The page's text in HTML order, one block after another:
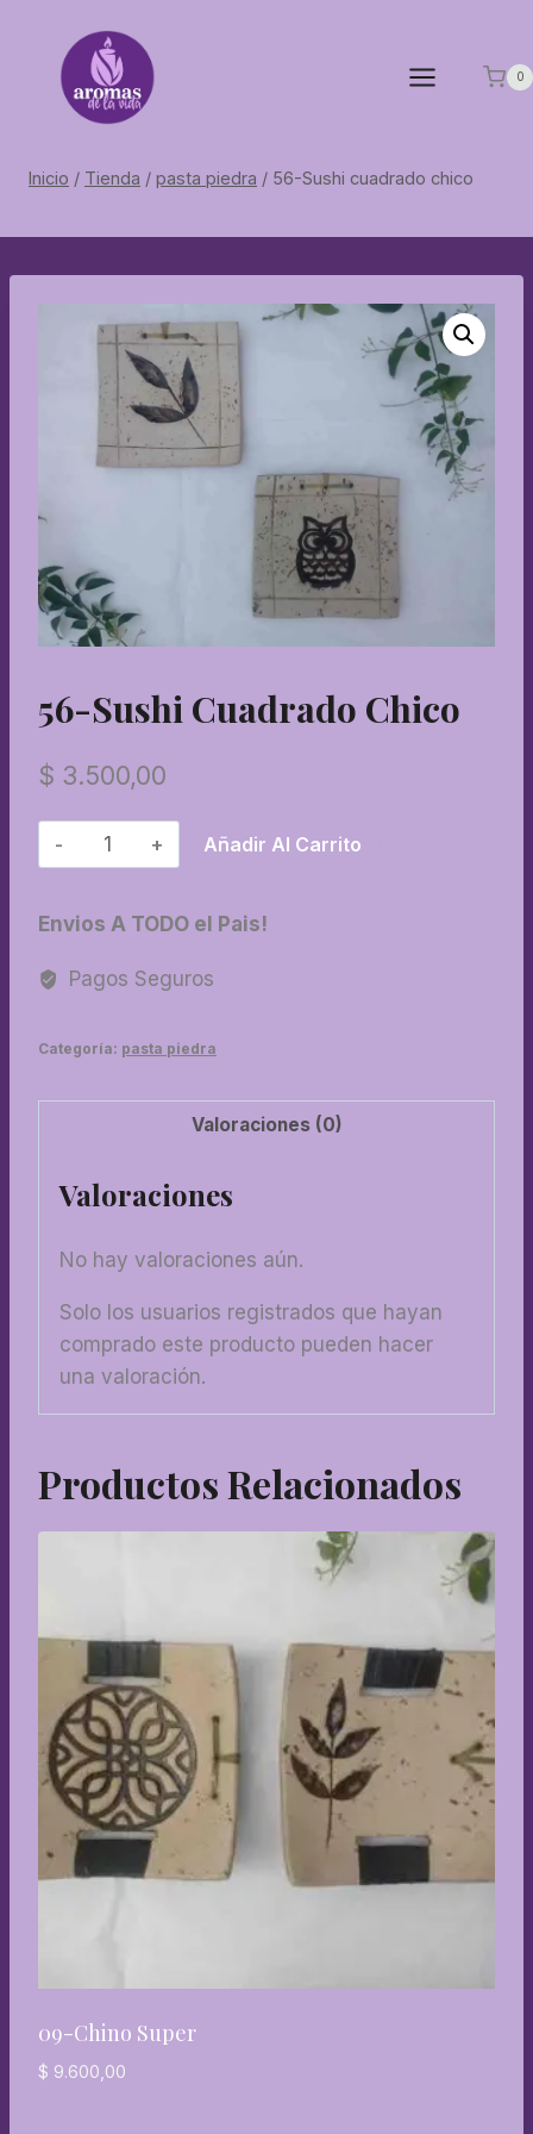
contenido
0
Inicio / Tienda / pasta piedra / 56-Sushi cuadrado chico
56-Sushi Cuadrado Chico
$ 3.500,00
56-
Sushi
chico
cantidad
Añadir Al Carrito
Envios A TODO el Pais!
Pagos Seguros
Categoría: pasta piedra
Valoraciones (0)
Valoraciones
No hay valoraciones aún.
Solo los usuarios registrados que hayan
comprado este producto pueden hacer
una valoración.
Productos Relacionados
09-Chino Super
$ 9.600,00